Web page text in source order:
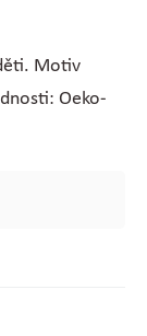
Motiv
Oeko-